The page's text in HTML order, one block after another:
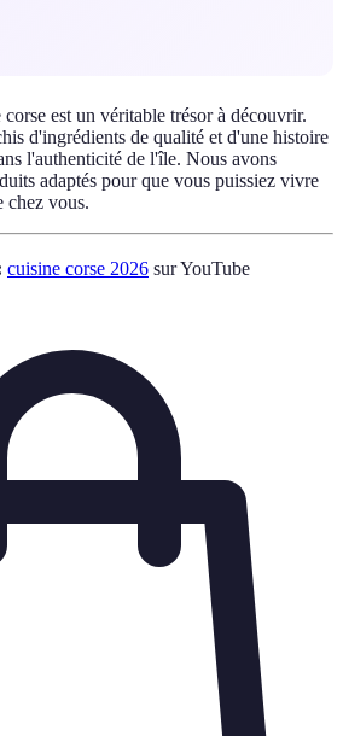
est un véritable trésor à découvrir.
d'ingrédients de qualité et d'une histoire
l'authenticité de l'île. Nous avons
adaptés pour que vous puissiez vivre
chez vous.
cuisine corse 2026 sur YouTube